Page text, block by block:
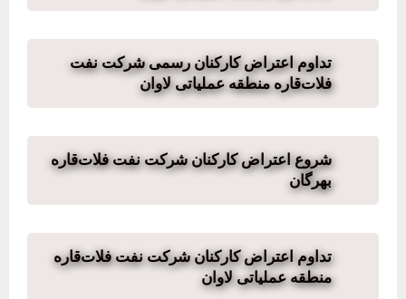
تداوم اعتراض کارکنان رسمی شرکت نفت
فلات‌قاره منطقه عملیاتی لاوان
شروع اعتراض کارکنان شرکت نفت فلات‌قاره
بهرگان
تداوم اعتراض کارکنان شرکت نفت فلات‌قاره
منطقه عملیاتی لاوان